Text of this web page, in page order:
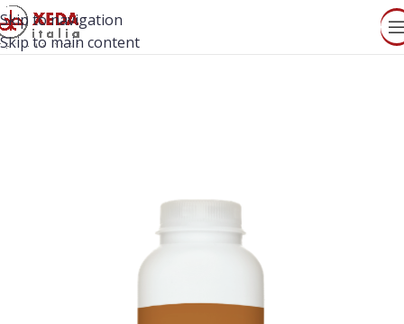
Skip to navigation
Skip to main content